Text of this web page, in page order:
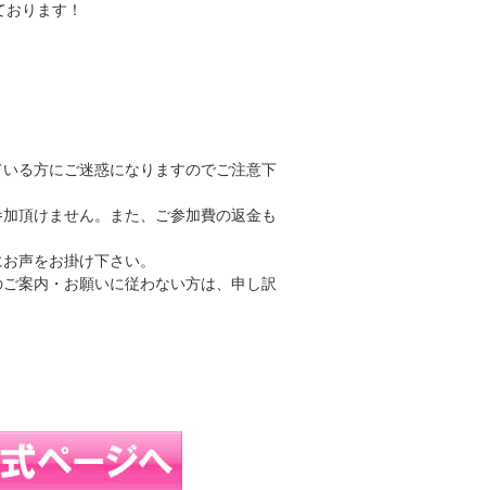
ります！
る方にご迷惑になりますのでご注意下
頂けません。また、ご参加費の返金も
声をお掛け下さい。
案内・お願いに従わない方は、申し訳